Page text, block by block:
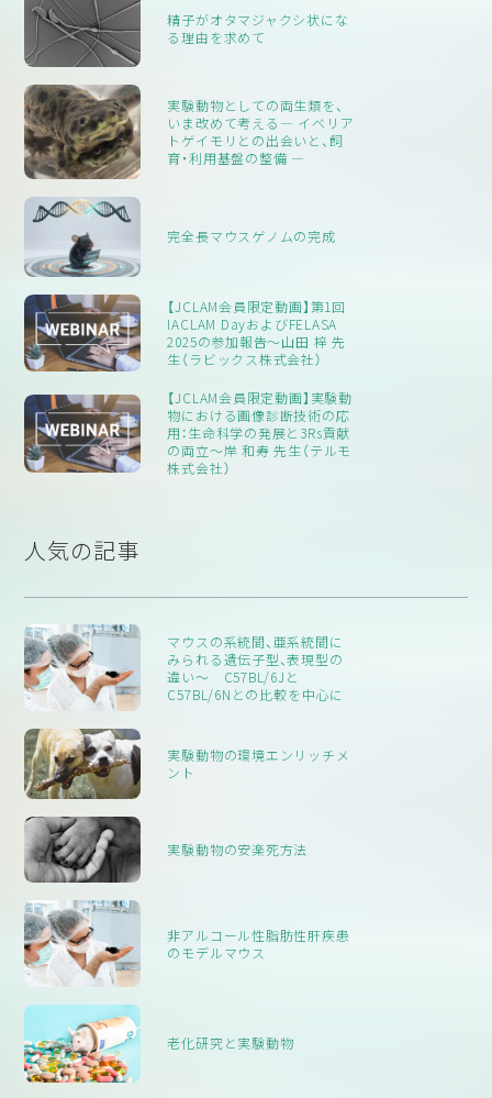
なお、表の読み方は以下のとおりです。
A = Acceptable
– those which consistently produce a
humane death when used as the sole means of euthanasia
AC = Acceptable with Conditions– those which
consistently produce a humane death when specific
conditions are met
U = Unacceptable
conditions, or found to pose substantial risk to human
applying the technique
そしてここからは非公式になりますが、私の方で勝手にこのミシ
ガン大学の安楽死ガイドラインの表を翻訳してみました。
安楽死に関する情報は日進月歩の状態です。前回2013年の時には
CO2での安楽死は10～30％/minでの流速で容器内の空気を置換
していくと良いとされていたのですが、今回の改訂では30～
70％/minで置換していく方が実は動物にとって負担が少なかった
との報告がなされています。また、魚類の安楽死も現在は化学物
質による安楽死法がメインですが、2019年にヨーロッパで開催さ
できる実験処置としては、動物の苦痛の軽減を何よりも優先して、
なってから1週間後と12週間後に、標準化された電話インタビ
ューに参加し、日常的な場面での犬の行動について質問に答
えました。観察テストでは、犬は人間や犬に対してほとんど
友好的に振る舞い、飼い主が操作している間も寛容で、散歩中
は交通量が多くてもリラックスしていました。80％（n=71の
うち）の犬は、リードを引っ張らずに行儀よく歩いていた。イ
ンタビューによると、大多数の犬が望ましい、友好的でリラッ
クスした行動を示しており、アンケート結果は犬と飼い主の
絆を反映していた。様々な要因（年齢、性別、出身地など）の影
響を混合回帰モデルで分析したところ、過去2回の行動テスト
とインタビューの結果を確認することができました。具体的
には、研究施設で飼育されていた犬は、研究施設が商業的な実
験用犬のブリーダーから購入した犬よりも、有意に良いスコ
アを示した（p = 0.0113）。本研究の結果は、リホームされたビ
ている。
7.9歳のオス65頭、メス80頭でした。研究施設内の6m
で、主に単独で飼育されており、少なくとも1日1回は屋外のランを
利用していました。犬舎には、寝床、木製の噛みつき棒、犬用のお
やつが用意されており、また、犬たちは採血、一般的な検査、経口投
与、ワクチン接種などの医療行為に慣れていました。
インタビューの結果では、大多数の新しい飼い主は、愛犬が自分と
の接触を求め、撫でられるのが好きで、グルーミングも喜んで許可
し、ほとんどの犬は、子供や他の犬を含む他の家族に対して友好的
であると報告されました。犬たちは獣医師に対しても寛容で、通
行人や見知らぬ子供に対する犬の行動は友好的で慎重でした。
見知らぬ子供、飼い猫、獣医師に対する行動だけが、時間の経過と
ともに若干悪化したとのことですが、時間の経過とともに望まし
い行動の出現率が増加しており、犬は日常生活に適応し、飼い主と
の情緒的な結びつきが見られたと考えられています。
12
精子がオタマジャクシ状にな
る理由を求めて
実験動物としての両生類を、
いま改めて考える― イベリア
トゲイモリとの出会いと、飼
育・利用基盤の整備 ―
完全長マウスゲノムの完成
【JCLAM会員限定動画】第1回
IACLAM DayおよびFELASA
2025の参加報告～山田 梓 先
生（ラビックス株式会社）
【JCLAM会員限定動画】実験動
物における画像診断技術の応
用：生命科学の発展と3Rs貢献
の両立～岸 和寿 先生（テルモ
株式会社）
人気の記事
マウスの系統間、亜系統間に
みられる遺伝子型、表現型の
違い〜 C57BL/6Jと
C57BL/6Nとの比較を中心に
実験動物の環境エンリッチメ
ント
実験動物の安楽死方法
非アルコール性脂肪性肝疾患
のモデルマウス
老化研究と実験動物